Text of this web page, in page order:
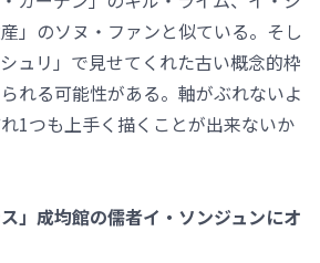
」のソヌ・ファンと似ている。そし
ュリ」で見せてくれた古い概念的枠
れる可能性がある。軸がぶれないよ
1つも上手く描くことが出来ないか
」成均館の儒者イ・ソンジュンにオ